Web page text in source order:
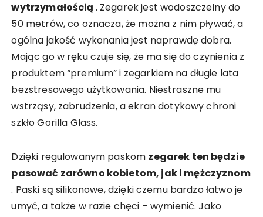
wytrzymałością . Zegarek jest wodoszczelny do
50 metrów, co oznacza, że można z nim pływać, a
ogólna jakość wykonania jest naprawdę dobra.
Mając go w ręku czuje się, że ma się do czynienia z
produktem “premium” i zegarkiem na długie lata
bezstresowego użytkowania. Niestraszne mu
wstrząsy, zabrudzenia, a ekran dotykowy chroni
szkło Gorilla Glass.
Dzięki regulowanym paskom zegarek ten będzie
pasować zarówno kobietom, jak i mężczyznom
. Paski są silikonowe, dzięki czemu bardzo łatwo je
umyć, a także w razie chęci – wymienić. Jako